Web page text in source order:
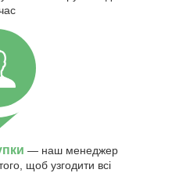
— наш менеджер
щоб узгодити всі